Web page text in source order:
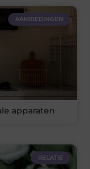
AANBIEDINGEN
apparaten
RELATIE